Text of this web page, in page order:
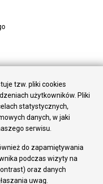
tzw. pliki cookies
użytkowników. Pliki
statystycznych,
danych, w jaki
serwisu.
do zapamiętywania
podczas wizyty na
oraz danych
uwag.